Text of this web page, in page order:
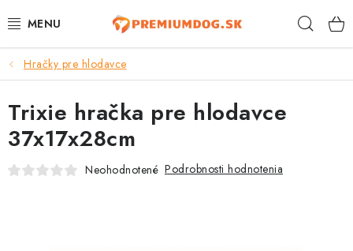
na
TOP 100 PRODUKTOV
NOVINKY
AKCIE
Hračky pre hlodavce
Trixie hračka pre hlodavce
37x17x28cm
Neohodnotené Podrobnosti hodnotenia